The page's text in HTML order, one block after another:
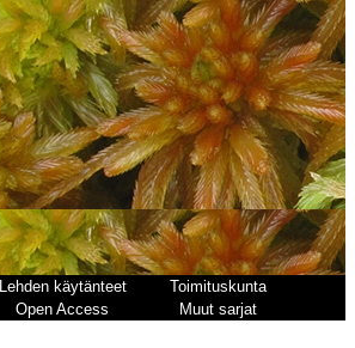
Lehden käytänteet
Toimituskunta
Open Access Muut sarjat